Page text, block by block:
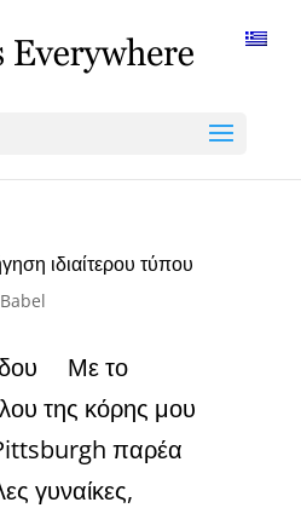
ιδιαίτερου τύπου
Με το
της κόρης μου
παρέα
γυναίκες,